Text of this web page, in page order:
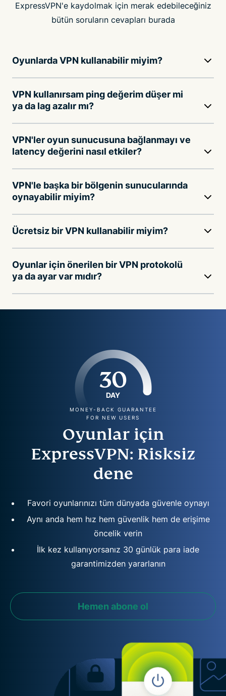
ExpressVPN'e kaydolmak için merak edebileceğiniz
bütün soruların cevapları burada
Oyunlarda VPN kullanabilir miyim?
VPN kullanırsam ping değerim düşer mi
ya da lag azalır mı?
VPN'ler oyun sunucusuna bağlanmayı ve
latency değerini nasıl etkiler?
VPN'le başka bir bölgenin sunucularında
oynayabilir miyim?
Ücretsiz bir VPN kullanabilir miyim?
Oyunlar için önerilen bir VPN protokolü
ya da ayar var mıdır?
30
DAY
MONEY-BACK GUARANTEE
FOR NEW USERS
Oyunlar için
ExpressVPN: Risksiz
dene
Favori oyunlarınızı tüm dünyada güvenle oynayı
Aynı anda hem hız hem güvenlik hem de erişime
öncelik verin
İlk kez kullanıyorsanız 30 günlük para iade
garantimizden yararlanın
Hemen abone ol